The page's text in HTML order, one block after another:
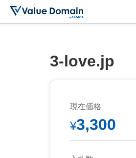
3-love.jp
現在価格
¥3,300